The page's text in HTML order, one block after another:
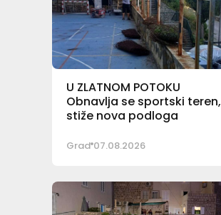
U ZLATNOM POTOKU
Obnavlja se sportski teren,
stiže nova podloga
Grad 07.08.2026